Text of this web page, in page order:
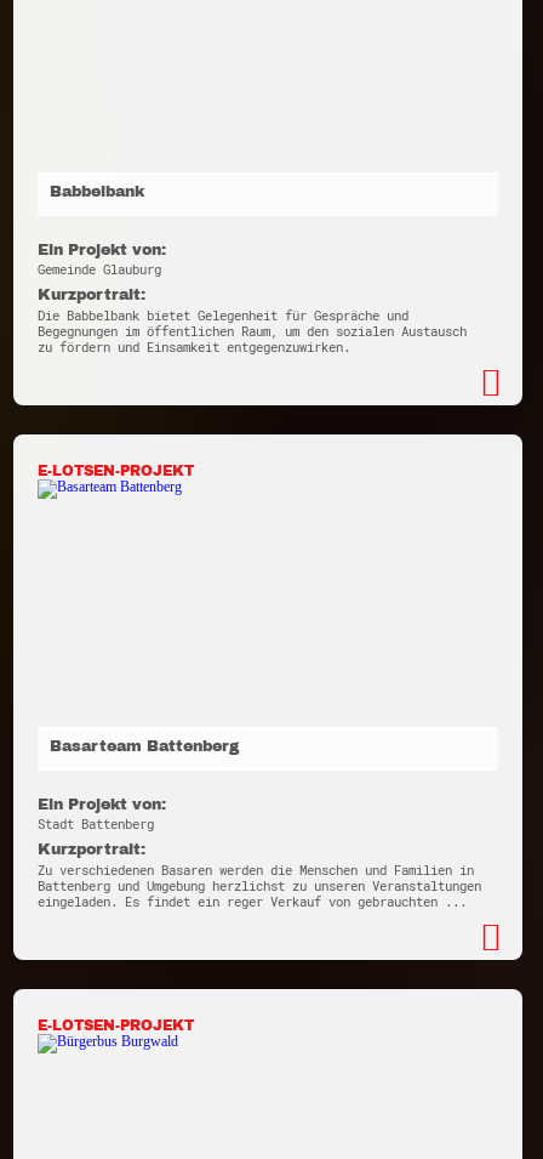
Babbelbank
Ein Projekt von:
Gemeinde Glauburg
Kurzportrait:
Die Babbelbank bietet Gelegenheit für Gespräche und
Begegnungen im öffentlichen Raum, um den sozialen Austausch
zu fördern und Einsamkeit entgegenzuwirken.
E-LOTSEN-PROJEKT
Basarteam Battenberg
Ein Projekt von:
Stadt Battenberg
Kurzportrait:
Zu verschiedenen Basaren werden die Menschen und Familien in
Battenberg und Umgebung herzlichst zu unseren Veranstaltungen
eingeladen. Es findet ein reger Verkauf von gebrauchten ...
E-LOTSEN-PROJEKT